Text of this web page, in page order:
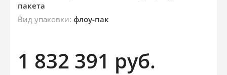
пакета
Вид упаковки: флоу-пак
1 832 391 руб.